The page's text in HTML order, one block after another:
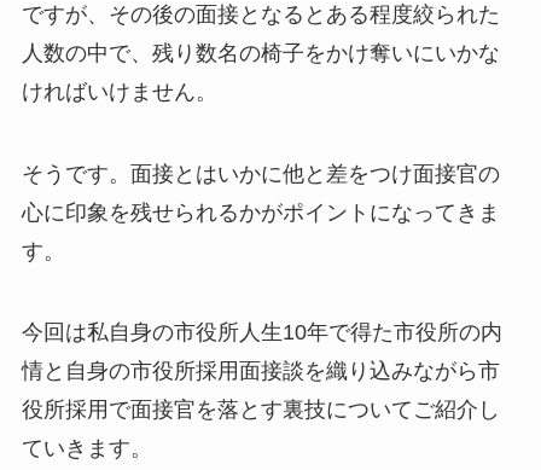
ですが、その後の面接となるとある程度絞られた
人数の中で、残り数名の椅子をかけ奪いにいかな
ければいけません。
そうです。面接とはいかに他と差をつけ面接官の
心に印象を残せられるかがポイントになってきま
す。
今回は私自身の市役所人生10年で得た市役所の内
情と自身の市役所採用面接談を織り込みながら市
役所採用で面接官を落とす裏技についてご紹介し
ていきます。